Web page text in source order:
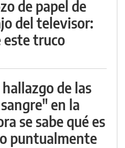
de papel de
del televisor:
este truco
de las
en la
se sabe qué es
puntualmente